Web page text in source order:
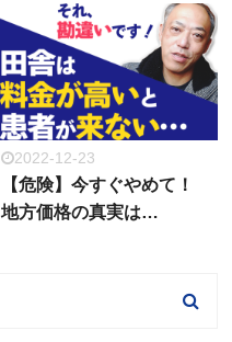
2022-12-23
【危険】今すぐやめて！
地方価格の真実は…